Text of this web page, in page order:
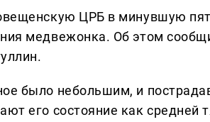
ЦРБ в минувшую
медвежонка. Об этом
было небольшим, и
его состояние как средней